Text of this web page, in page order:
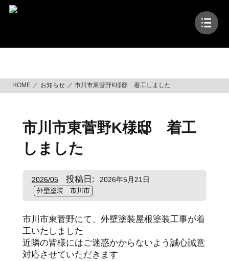
ス
HOME お知らせ 市川市東菅野K様邸 着工しました
市川市東菅野K様邸 着工
しました
2026/05投稿日: 2026年5月21日
外壁塗装 市川市
市川市東菅野にて、外壁塗装屋根塗装工事が着
工いたしました
近隣の皆様にはご迷惑かからないよう誠心誠意
対応させていただきます